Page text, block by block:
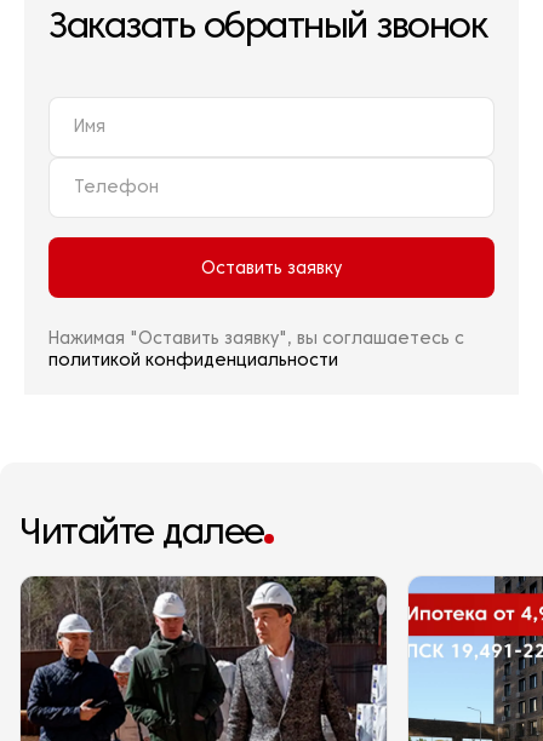
Заказать обратный звонок
Оставить заявку
Нажимая "Оставить заявку", вы соглашаетесь с
политикой конфиденциальности
Читайте далее